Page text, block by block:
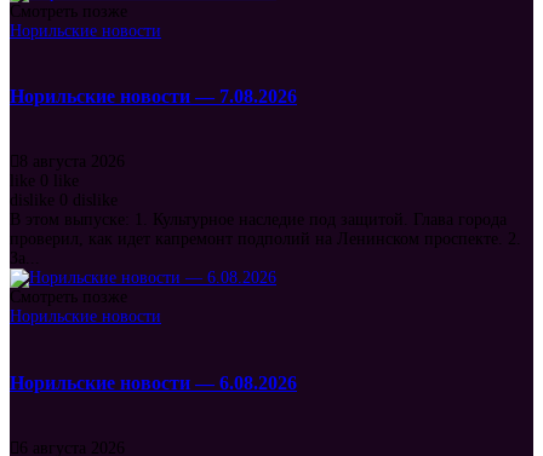
Смотреть позже
Норильские новости
Норильские новости — 7.08.2026
8 августа 2026
like
0
like
dislike
0 dislike
В этом выпуске: 1. Культурное наследие под защитой. Глава города
проверил, как идет капремонт подполий на Ленинском проспекте. 2.
За...
Смотреть позже
Норильские новости
Норильские новости — 6.08.2026
6 августа 2026